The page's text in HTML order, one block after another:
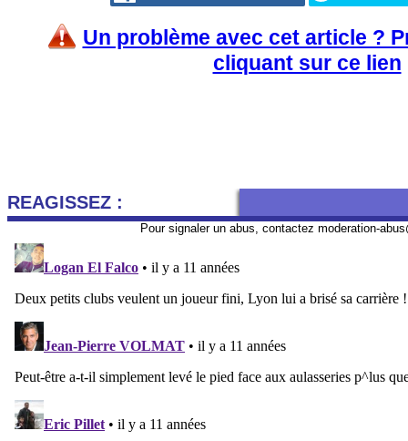
Un problème avec cet article ?
cliquant sur ce lien
REAGISSEZ :
Pour signaler un abus, contactez moderation-